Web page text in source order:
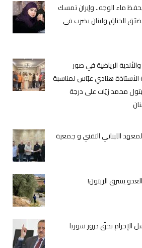
ماء الوجه.. وإيران تمسك
الخناق ولبنان يضرب في
الرياضية في صور
الأستاذة هنادي عبّاس لمناسبة
محمد زيّات على درجة
اللبناني التقني و جمعية
يسرق الزيتون!
بحقّ دروز سوريا